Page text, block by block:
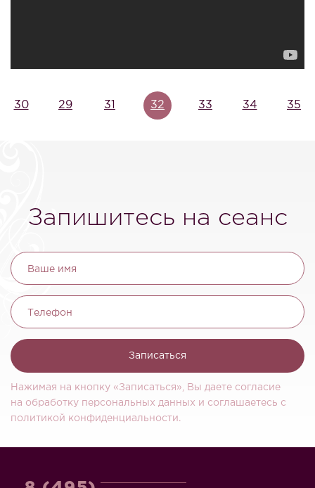
30 29 31 32 33 34 35
Запишитесь на сеанс
Ваше имя
Телефон
Записаться
Нажимая на кнопку «Записаться», Вы даете согласие
на обработку персональных данных и соглашаетесь c
политикой конфиденциальности.
Выиграй подарок!